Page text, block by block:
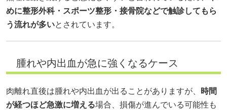
めに整形外科・スポーツ整形・接骨院などで触診してもら
う流れが多いとされています。
腫れや内出血が急に強くなるケース
肉離れ直後は腫れや内出血が出ることがありますが、
時間
が経つほど急激に増える場合、損傷が進んでいる可能性も